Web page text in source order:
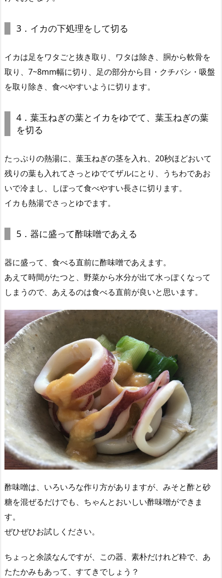
3．イカの下処理をして切る
イカは足をワタごと抜き取り、ワタは除き、胴から軟骨を
取り、7~8mm幅に切り、足の部分から目・クチバシ・吸盤
を取り除き、食べやすいように切ります。
4．葉玉ねぎの葉とイカをゆでて、葉玉ねぎの葉
を切る
たっぷりの熱湯に、葉玉ねぎの茎を入れ、20秒ほどおいて
残りの葉も入れてさっとゆでてザルにとり、うちわであお
いで冷まし、しぼって食べやすい長さに切ります。
イカも熱湯でさっとゆでます。
5．器に盛って酢味噌であえる
器に盛って、食べる直前に酢味噌であえます。
あえて時間がたつと、野菜から水分が出て水っぽくなって
しまうので、あえるのは食べる直前が良いと思います。
酢味噌は、いろいろな作り方がありますが、みそと酢と砂
糖を混ぜるだけでも、ちゃんとおいしい酢味噌ができま
す。
ぜひぜひお試しください。
ちょっと余談なんですが、この器、素朴だけれど粋で、あ
たたかみもあって、すてきでしょう？